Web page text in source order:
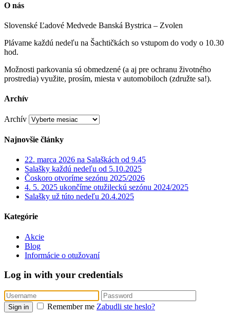
O nás
Slovenské Ľadové Medvede Banská Bystrica – Zvolen
Plávame každú nedeľu na Šachtičkách so vstupom do vody o 10.30
hod.
Možnosti parkovania sú obmedzené (a aj pre ochranu životného
prostredia) využite, prosím, miesta v automobiloch (združte sa!).
Archív
Archív
Najnovšie články
22. marca 2026 na Salaškách od 9.45
Salašky každú nedeľu od 5.10.2025
Čoskoro otvoríme sezónu 2025/2026
4. 5. 2025 ukončíme otužileckú sezónu 2024/2025
Salašky už túto nedeľu 20.4.2025
Kategórie
Akcie
Blog
Informácie o otužovaní
Log in with your credentials
Sign in Remember me Zabudli ste heslo?